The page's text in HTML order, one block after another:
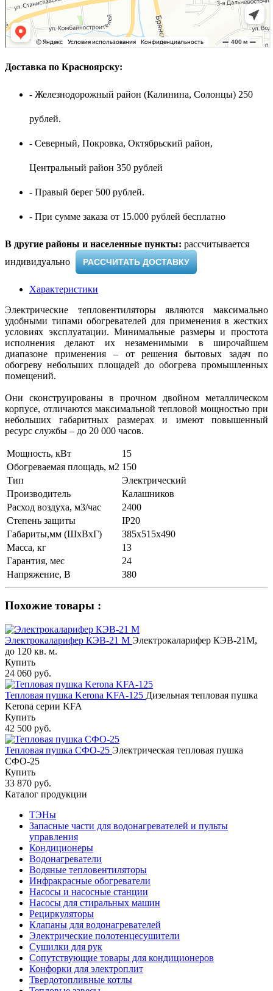
Доставка по Красноярску:
- Железнодорожный район (Калинина, Солонцы) 250
рублей.
- Северный, Покровка, Октябрьский район,
Центральный район 350 рублей
- Правый берег 500 рублей.
- При сумме заказа от 15.000 рублей бесплатно
В другие районы и населенные пункты: рассчитывается
индивидуально ​
РАССЧИТАТЬ ДОСТАВКУ
Характеристики
Электрические тепловентиляторы являются максимально
удобными типами обогревателей для применения в жестких
условиях эксплуатации. Минимальные размеры и простота
исполнения делают их незаменимыми в широчайшем
диапазоне применения – от решения бытовых задач по
обогреву небольших площадей до обогрева промышленных
помещений.
Они сконструированы в прочном двойном металлическом
корпусе, отличаются максимальной тепловой мощностью при
небольших габаритных размерах и имеют повышенный
ресурс службы – до 20 000 часов.
Мощность, кВт
15
Обогреваемая площадь, м2 150
Тип
Электрический
Производитель
Калашников
Расход воздуха, м3/час
2400
Степень защиты
IP20
Габариты,мм (ШхВхГ)
385x515x490
Масса, кг
13
Гарантия, мес
24
Напряжение, В
380
Похожие товары :
Электрокаларифер КЭВ-21 М Электрокаларифер КЭВ-21М,
до 120 кв. м.
Купить
24 060 руб.
Тепловая пушка Kerona KFA-125 Дизельная тепловая пушка
Kerona серии KFA
Купить
42 500 руб.
Тепловая пушка СФО-25 Электрическая тепловая пушка
СФО-25
Купить
33 870 руб.
Каталог продукции
ТЭНы
Запасные части для водонагревателей и пульты
управления
Кондиционеры
Водонагреватели
Водяные тепловентиляторы
Инфракрасные обогреватели
Насосы и насосные станции
Насосы для стиральных машин
Рециркуляторы
Клапаны для водонагревателей
Электрические полотенцесушители
Сушилки для рук
Сопутствующие товары для кондиционеров
Конфорки для электроплит
Твердотопливные котлы